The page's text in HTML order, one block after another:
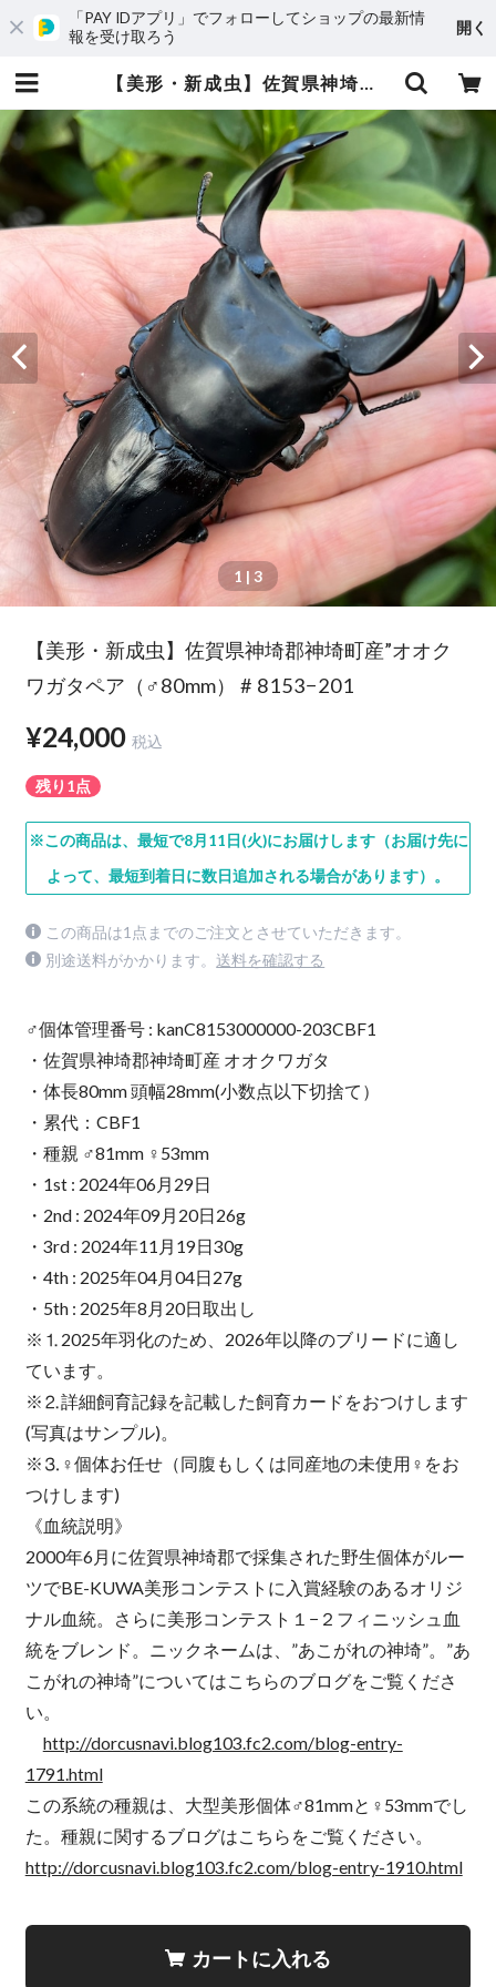
「PAY IDアプリ」でフォローしてショップの最新情
報を受け取ろう
開く
【美形・新成虫】佐賀県神埼郡神埼町産”オオクワガタペア（♂80mm） # 8153−201 | Dorcus NAVI ショップ
1 | 3
【美形・新成虫】佐賀県神埼郡神埼町産”オオク
ワガタペア（♂80mm） # 8153−201
¥24,000 税込
残り1点
※この商品は、最短で8月11日(火)にお届けします（お届け先に
よって、最短到着日に数日追加される場合があります）。
この商品は1点までのご注文とさせていただきます。
別途送料がかかります。 送料を確認する
♂個体管理番号 : kanC8153000000-203CBF1
・佐賀県神埼郡神埼町産 オオクワガタ
・体長80mm 頭幅28mm(小数点以下切捨て）
・累代：CBF1
・種親 ♂81mm ♀53mm
・1st : 2024年06月29日
・2nd : 2024年09月20日26g
・3rd : 2024年11月19日30g
・4th : 2025年04月04日27g
・5th : 2025年8月20日取出し
※⒈2025年羽化のため、2026年以降のブリードに適し
ています。
※⒉詳細飼育記録を記載した飼育カードをおつけします
(写真はサンプル)。
※⒊♀個体お任せ（同腹もしくは同産地の未使用♀をお
つけします)
《血統説明》
2000年6月に佐賀県神埼郡で採集された野生個体がルー
ツでBE-KUWA美形コンテストに入賞経験のあるオリジ
ナル血統。さらに美形コンテスト１−２フィニッシュ血
統をブレンド。ニックネームは、”あこがれの神埼”。”あ
こがれの神埼”についてはこちらのブログをご覧くださ
い。
http://dorcusnavi.blog103.fc2.com/blog-entry-
1791.html
この系統の種親は、大型美形個体♂81mmと♀53mmでし
た。種親に関するブログはこちらをご覧ください。
http://dorcusnavi.blog103.fc2.com/blog-entry-1910.html
カートに入れる